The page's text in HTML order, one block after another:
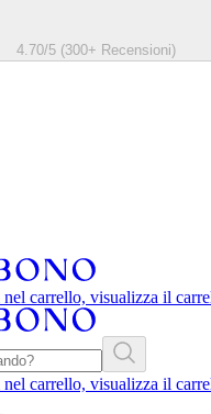
4.70/5 (300+ Recensioni)
carrello, visualizza il
carrello, visualizza il